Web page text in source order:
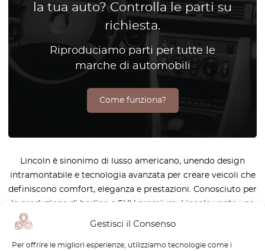
Gestisci il Consenso
Per offrire le migliori esperienze, utilizziamo tecnologie come i
la tua auto? Controlla le parti su
richiesta.
Riproduciamo parti per tutte le
marche di automobili
Come funziona?
Lincoln è sinonimo di lusso americano, unendo design
intramontabile e tecnologia avanzata per creare veicoli che
definiscono comfort, eleganza e prestazioni. Conosciuto per
la produzione di berline e SUV premium, Lincoln vanta una
tradizione di esperienze di guida raffinate, attenzione ai
dettagli e innovazione. OctoClassic celebra l’eredità di
Lincoln supportando gli appassionati e i proprietari nel